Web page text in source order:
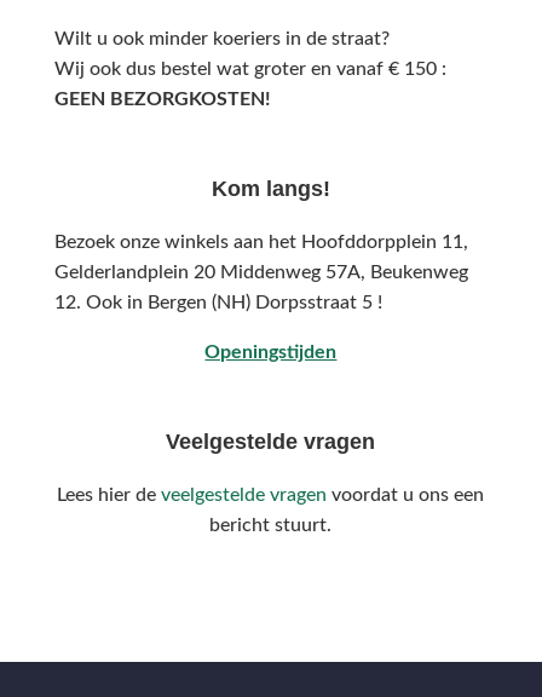
Wilt u ook minder koeriers in de straat?
Wij ook dus bestel wat groter en vanaf € 150 :
GEEN BEZORGKOSTEN!
Kom langs!
Bezoek onze winkels aan het Hoofddorpplein 11,
Gelderlandplein 20 Middenweg 57A, Beukenweg
12. Ook in Bergen (NH) Dorpsstraat 5 !
Openingstijden
Veelgestelde vragen
Lees hier deveelgestelde vragen voordat u ons een
bericht stuurt.